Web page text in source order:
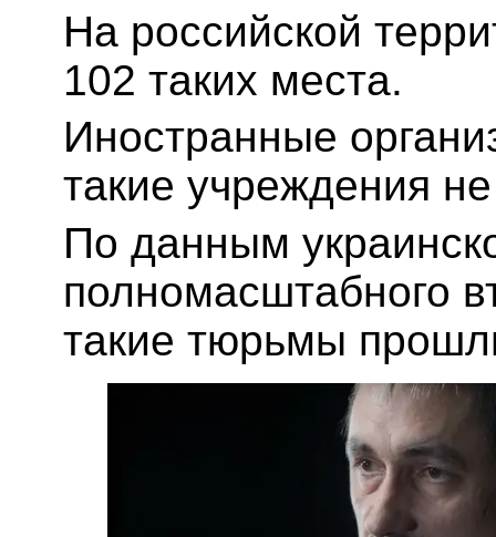
На российской
102 таких места.
Иностранные
такие учреждения
По данным
полномасштабного
такие тюрьмы